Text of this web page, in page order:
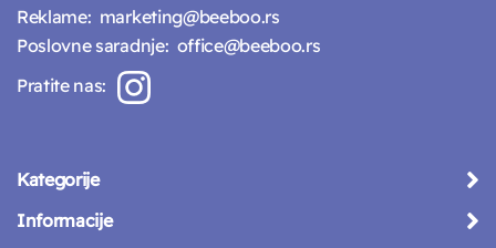
Reklame: marketing@beeboo.rs
Poslovne saradnje: office@beeboo.rs
Pratite nas:
Kategorije
Informacije